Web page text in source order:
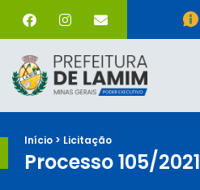
Início > Licitação
Processo 105/2021